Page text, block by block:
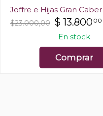
Joffre e Hijas Gran
$23.000,00 $ 13.80000
En stock
Comprar